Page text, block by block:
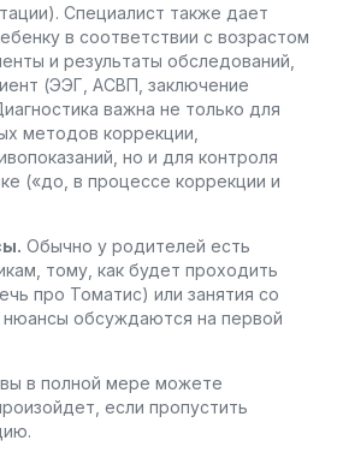
Специалист также дает
в соответствии с возрастом
и результаты обследований,
(ЭЭГ, АСВП, заключение
важна не только для
методов коррекции,
но и для контроля
(«до, в процессе коррекции и
Обычно у родителей есть
тому, как будет проходить
про Томатис) или занятия со
нюансы обсуждаются на первой
в полной мере можете
если пропустить